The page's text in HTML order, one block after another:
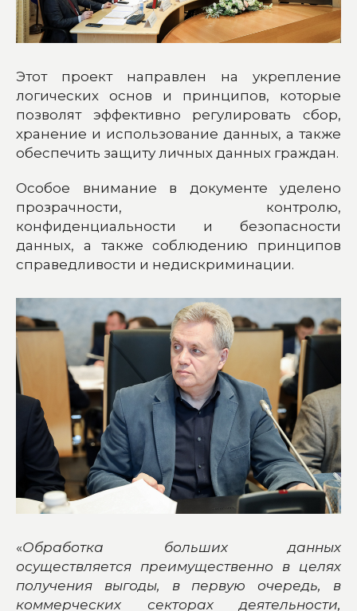
Этот проект направлен на укрепление
логических основ и принципов, которые
позволят эффективно регулировать сбор,
хранение и использование данных, а также
обеспечить защиту личных данных граждан.
Особое внимание в документе уделено
прозрачности, контролю,
конфиденциальности и безопасности
данных, а также соблюдению принципов
справедливости и недискриминации.
«Обработка больших данных
осуществляется преимущественно в целях
получения выгоды, в первую очередь, в
коммерческих секторах деятельности,